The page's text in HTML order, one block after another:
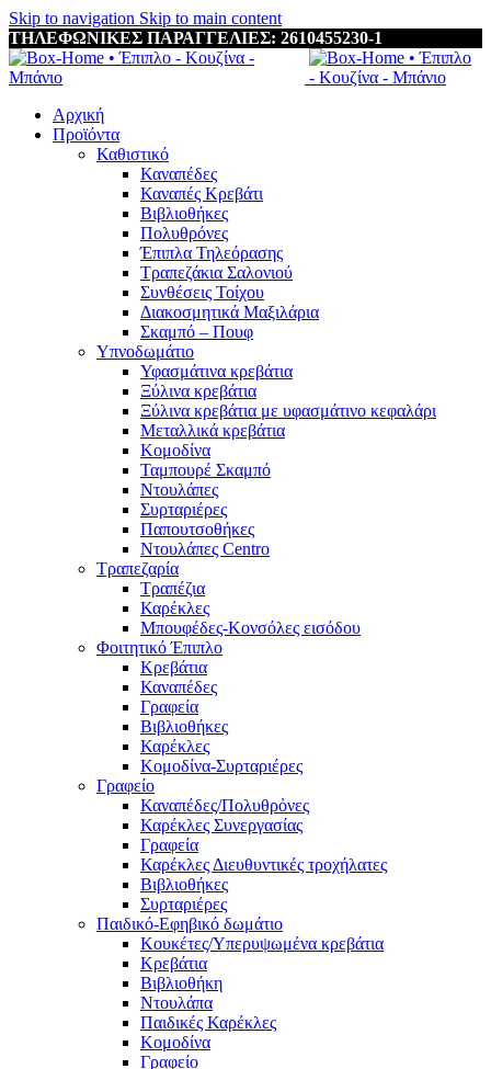
Skip to navigation Skip to main content
ΤΗΛΕΦΩΝΙΚΕΣ ΠΑΡΑΓΓΕΛΙΕΣ: 2610455230-1
Αρχική
Προϊόντα
Καθιστικό
Καναπέδες
Καναπές Κρεβάτι
Βιβλιοθήκες
Πολυθρόνες
Έπιπλα Τηλεόρασης
Τραπεζάκια Σαλονιού
Συνθέσεις Τοίχου
Διακοσμητικά Μαξιλάρια
Σκαμπό – Πουφ
Υπνοδωμάτιο
Υφασμάτινα κρεβάτια
Ξύλινα κρεβάτια
Ξύλινα κρεβάτια με υφασμάτινο κεφαλάρι
Mεταλλικά κρεβάτια
Κομοδίνα
Ταμπουρέ Σκαμπό
Ντουλάπες
Συρταριέρες
Παπουτσοθήκες
Ντουλάπες Centro
Τραπεζαρία
Τραπέζια
Καρέκλες
Μπουφέδες-Κονσόλες εισόδου
Φοιτητικό Έπιπλο
Κρεβάτια
Καναπέδες
Γραφεία
Βιβλιοθήκες
Καρέκλες
Κομοδίνα-Συρταριέρες
Γραφείο
Καναπέδες/Πολυθρὀνες
Καρέκλες Συνεργασίας
Γραφεία
Καρέκλες Διευθυντικές τροχήλατες
Βιβλιοθήκες
Συρταριέρες
Παιδικό-Εφηβικό δωμάτιο
Κουκέτες/Υπερυψωμένα κρεβάτια
Κρεβάτια
Βιβλιοθήκη
Ντουλάπα
Παιδικές Καρέκλες
Κομοδίνα
Γραφείο